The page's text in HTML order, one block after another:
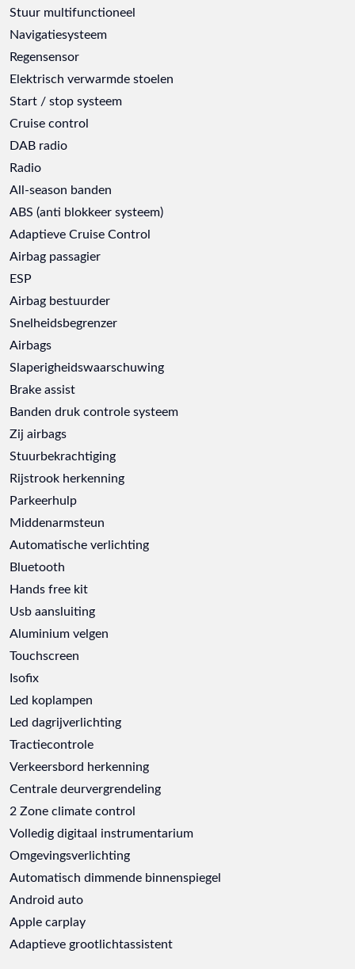
Stuur multifunctioneel
Navigatiesysteem
Regensensor
Elektrisch verwarmde stoelen
Start / stop systeem
Cruise control
DAB radio
Radio
All-season banden
ABS (anti blokkeer systeem)
Adaptieve Cruise Control
Airbag passagier
ESP
Airbag bestuurder
Snelheidsbegrenzer
Airbags
Slaperigheidswaarschuwing
Brake assist
Banden druk controle systeem
Zij airbags
Stuurbekrachtiging
Rijstrook herkenning
Parkeerhulp
Middenarmsteun
Automatische verlichting
Bluetooth
Hands free kit
Usb aansluiting
Aluminium velgen
Touchscreen
Isofix
Led koplampen
Led dagrijverlichting
Tractiecontrole
Verkeersbord herkenning
Centrale deurvergrendeling
2 Zone climate control
Volledig digitaal instrumentarium
Omgevingsverlichting
Automatisch dimmende binnenspiegel
Android auto
Apple carplay
Adaptieve grootlichtassistent